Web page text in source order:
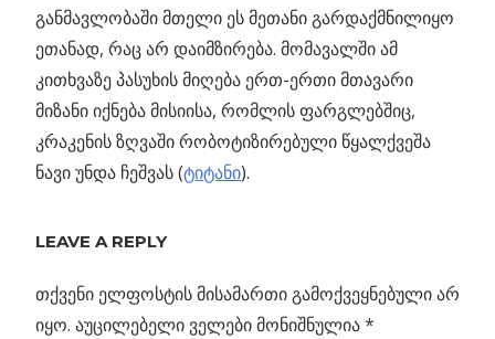
განმავლობაში მთელი ეს მეთანი გარდაქმნილიყო
ეთანად, რაც არ დაიმზირება. მომავალში ამ
კითხვაზე პასუხის მიღება ერთ-ერთი მთავარი
მიზანი იქნება მისიისა, რომლის ფარგლებშიც,
კრაკენის ზღვაში რობოტიზირებული წყალქვეშა
ნავი უნდა ჩეშვას (ტიტანი).
ნავიგაცია
Previous
იოდის
იონური ძრავი
LEAVE A REPLY
თქვენი ელფოსტის მისამართი გამოქვეყნებული არ
იყო. აუცილებელი ველები მონიშნულია*